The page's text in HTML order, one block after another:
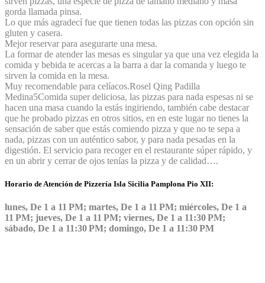
gorda llamada pinsa.
Lo que más agradecí fue que tienen todas las pizzas con opción sin
gluten y casera.
Mejor reservar para asegurarte una mesa.
La formar de atender las mesas es singular ya que una vez elegida la
comida y bebida te acercas a la barra a dar la comanda y luego te
sirven la comida en la mesa.
Muy recomendable para celíacos.Rosel Qing Padilla
Medina5Comida super deliciosa, las pizzas para nada espesas ni se
hacen una masa cuando la estás ingiriendo, también cabe destacar
que he probado pizzas en otros sitios, en en este lugar no tienes la
sensación de saber que estás comiendo pizza y que no te sepa a
nada, pizzas con un auténtico sabor, y para nada pesadas en la
digestión. El servicio para recoger en el restaurante súper rápido, y
en un abrir y cerrar de ojos tenías la pizza y de calidad….
Horario de Atención de Pizzería Isla Sicilia Pamplona Pio XII:
lunes, De 1 a 11 PM; martes, De 1 a 11 PM; miércoles, De 1 a
11 PM; jueves, De 1 a 11 PM; viernes, De 1 a 11:30 PM;
sábado, De 1 a 11:30 PM; domingo, De 1 a 11:30 PM